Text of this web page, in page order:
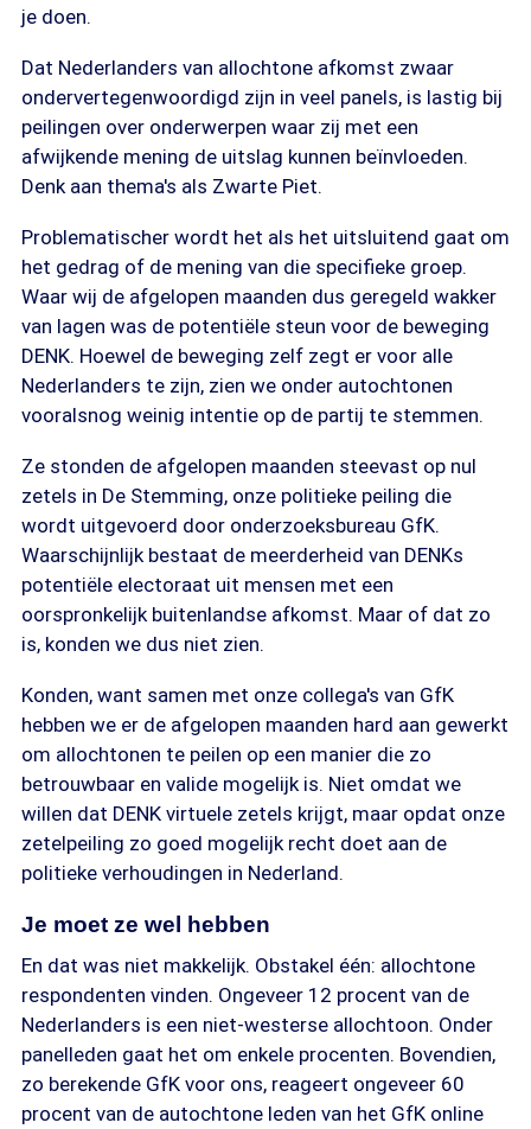
je doen.
Dat Nederlanders van allochtone afkomst zwaar
ondervertegenwoordigd zijn in veel panels, is lastig bij
peilingen over onderwerpen waar zij met een
afwijkende mening de uitslag kunnen beïnvloeden.
Denk aan thema's als Zwarte Piet.
Problematischer wordt het als het uitsluitend gaat om
het gedrag of de mening van die specifieke groep.
Waar wij de afgelopen maanden dus geregeld wakker
van lagen was de potentiële steun voor de beweging
DENK. Hoewel de beweging zelf zegt er voor alle
Nederlanders te zijn, zien we onder autochtonen
vooralsnog weinig intentie op de partij te stemmen.
Ze stonden de afgelopen maanden steevast op nul
zetels in De Stemming, onze politieke peiling die
wordt uitgevoerd door onderzoeksbureau GfK.
Waarschijnlijk bestaat de meerderheid van DENKs
potentiële electoraat uit mensen met een
oorspronkelijk buitenlandse afkomst. Maar of dat zo
is, konden we dus niet zien.
Konden, want samen met onze collega's van GfK
hebben we er de afgelopen maanden hard aan gewerkt
om allochtonen te peilen op een manier die zo
betrouwbaar en valide mogelijk is. Niet omdat we
willen dat DENK virtuele zetels krijgt, maar opdat onze
zetelpeiling zo goed mogelijk recht doet aan de
politieke verhoudingen in Nederland.
Je moet ze wel hebben
En dat was niet makkelijk. Obstakel één: allochtone
respondenten vinden. Ongeveer 12 procent van de
Nederlanders is een niet-westerse allochtoon. Onder
panelleden gaat het om enkele procenten. Bovendien,
zo berekende GfK voor ons, reageert ongeveer 60
procent van de autochtone leden van het GfK online